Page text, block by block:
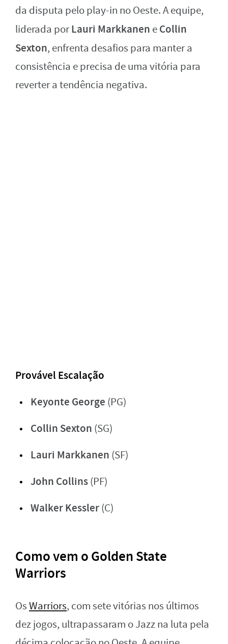
da disputa pelo play-in no Oeste. A equipe,
liderada porLauri Markkanen eCollin
Sexton, enfrenta desafios para manter a
consistência e precisa de uma vitória para
reverter a tendência negativa.
Provável Escalação
Keyonte George (PG)
Collin Sexton (SG)
Lauri Markkanen (SF)
John Collins(PF)
Walker Kessler(C)
Como vem o Golden State
Warriors
OsWarriors, com sete vitórias nos últimos
dez jogos, ultrapassaram o Jazz na luta pela